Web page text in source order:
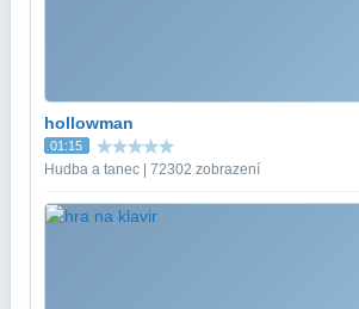
hollowman
01:15
Hudba a tanec | 72302 zobrazení